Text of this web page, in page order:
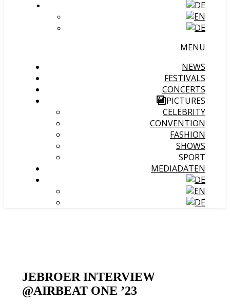
MENU
NEWS
FESTIVALS
CONCERTS
PICTURES
CELEBRITY
CONVENTION
FASHION
SHOWS
SPORT
MEDIADATEN
JEBROER INTERVIEW
@AIRBEAT ONE ’23